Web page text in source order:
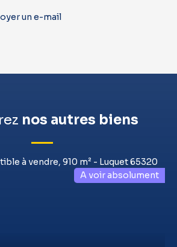
un e-mail
nos autres biens
A voir absolument